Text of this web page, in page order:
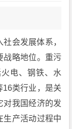
会发展体系，
战略地位。重污
电、钢铁、水
16类行业，是关
对我国经济的发
生产活动过程中